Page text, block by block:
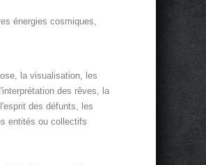
énergies cosmiques,
la visualisation, les
des rêves, la
des défunts, les
entités ou collectifs